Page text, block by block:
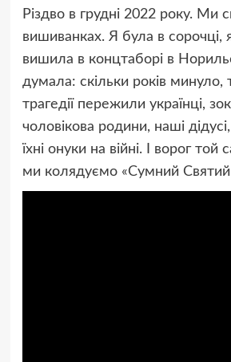
Різдво в грудні 2022 року. Ми
вишиванках. Я була в сорочці,
вишила в концтаборі в
думала: скільки років минуло,
трагедії пережили українці,
чоловікова родини, наші
їхні онуки на війні. І ворог той
ми колядуємо «Сумний Святий